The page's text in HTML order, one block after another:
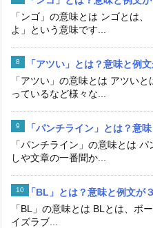
「ンゴ」の意味とは ンゴとは
よ」という意味です...
「アツい」とは？意味と例
「アツい」の意味とは アツい
っているなど様々な...
「パンチライン」とは？意
「パンチライン」の意味とは
しや文章の一番聞か...
「BL」とは？意味と例文が
「BL」の意味とは BLとは、ボ
イズラブ...